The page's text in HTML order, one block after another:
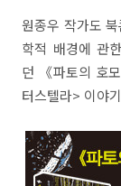
원종우 작가도
학적 배경에 관
던 《파토의 호
터스텔라> 이야